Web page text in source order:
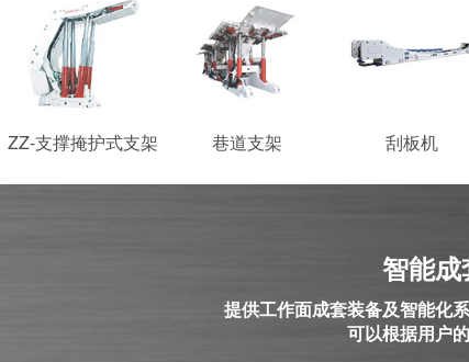
ZZ-支撑掩护式支架 巷道支架 刮板机
智能
提供工作面成套装备及智能化
可以根据用户